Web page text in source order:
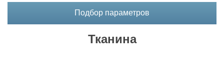
Подбор параметров
Тканина